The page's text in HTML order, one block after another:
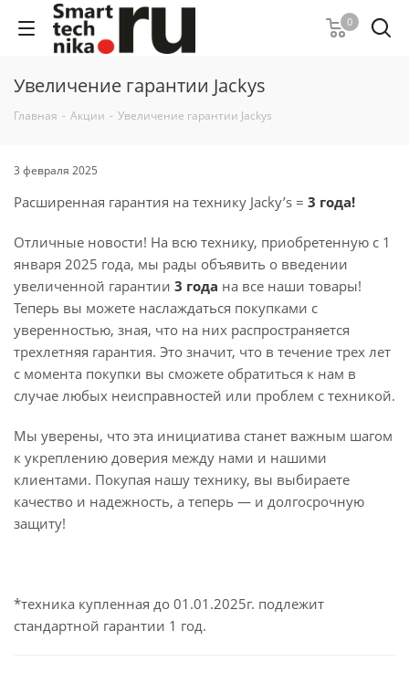
0
Увеличение гарантии Jackys
Главная - Акции - Увеличение гарантии Jackys
3 февраля 2025
Расширенная гарантия на технику Jacky’s = 3 года!
Отличные новости! На всю технику, приобретенную с 1
января 2025 года, мы рады объявить о введении
увеличенной гарантии 3 года на все наши товары!
Теперь вы можете наслаждаться покупками с
уверенностью, зная, что на них распространяется
трехлетняя гарантия. Это значит, что в течение трех лет
с момента покупки вы сможете обратиться к нам в
случае любых неисправностей или проблем с техникой.
Мы уверены, что эта инициатива станет важным шагом
к укреплению доверия между нами и нашими
клиентами. Покупая нашу технику, вы выбираете
качество и надежность, а теперь — и долгосрочную
защиту!
*техника купленная до 01.01.2025г. подлежит
стандартной гарантии 1 год.